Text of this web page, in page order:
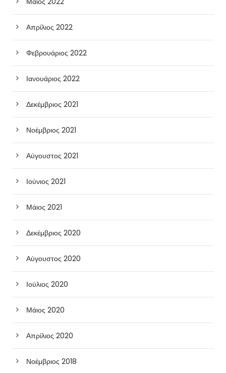
Απρίλιος 2022
Φεβρουάριος 2022
Ιανουάριος 2022
Δεκέμβριος 2021
Νοέμβριος 2021
Αύγουστος 2021
Ιούνιος 2021
Μάιος 2021
Δεκέμβριος 2020
Αύγουστος 2020
Ιούλιος 2020
Μάιος 2020
Απρίλιος 2020
Νοέμβριος 2018